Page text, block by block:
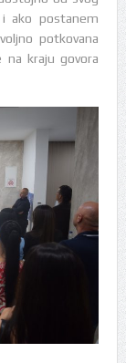
ako postanem
potkovana
kraju govora